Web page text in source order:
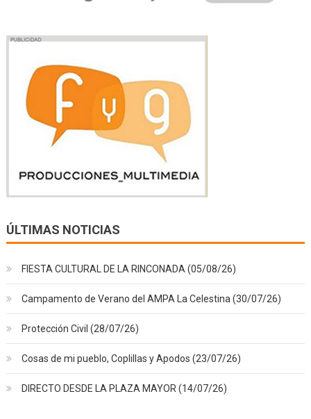
ÚLTIMAS NOTICIAS
FIESTA CULTURAL DE LA RINCONADA (05/08/26)
Campamento de Verano del AMPA La Celestina (30/07/26)
Protección Civil (28/07/26)
Cosas de mi pueblo, Coplillas y Apodos (23/07/26)
DIRECTO DESDE LA PLAZA MAYOR (14/07/26)